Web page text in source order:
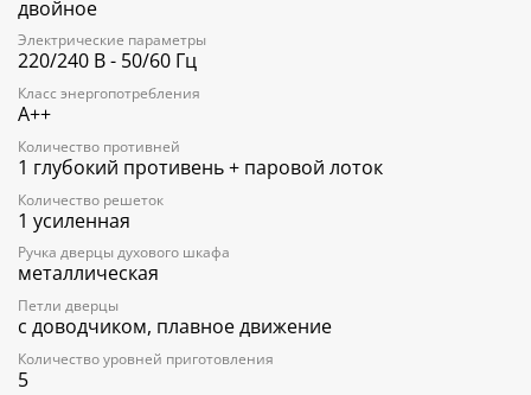
двойное
Электрические параметры
220/240 В - 50/60 Гц
Класс энергопотребления
A++
Количество противней
1 глубокий противень + паровой лоток
Количество решеток
1 усиленная
Ручка дверцы духового шкафа
металлическая
Петли дверцы
с доводчиком, плавное движение
Количество уровней приготовления
5